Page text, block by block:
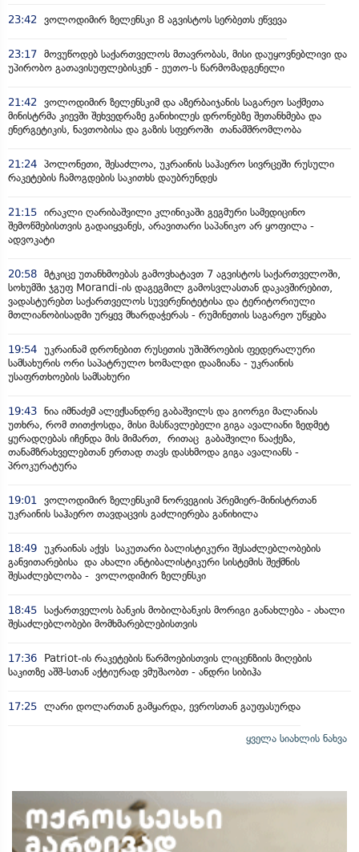
23:42 ვოლოდიმირ ზელენსკი 8 აგვისტოს სერბეთს ეწვევა
23:17 მოვუწოდებ საქართველოს მთავრობას, მისი დაუყოვნებლივი და
უპირობო გათავისუფლებისკენ - ეუთო-ს წარმომადგენელი
21:42 ვოლოდიმირ ზელენსკიმ და აზერბაიჯანის საგარეო საქმეთა
მინისტრმა კიევში შეხვედრაზე განიხილეს დრონებზე შეთანხმება და
ენერგეტიკის, ნავთობისა და გაზის სფეროში თანამშრომლობა
21:24 პოლონეთი, შესაძლოა, უკრაინის საჰაერო სივრცეში რუსული
რაკეტების ჩამოგდების საკითხს დაუბრუნდეს
21:15 ირაკლი ღარიბაშვილი კლინიკაში გეგმური სამედიცინო
შემოწმებისთვის გადაიყვანეს, არავითარი საპანიკო არ ყოფილა -
ადვოკატი
20:58 მტკიცე უთანხმოებას გამოვხატავთ 7 აგვისტოს საქართველოში,
სოხუმში ჯგუფ Morandi-ის დაგეგმილ გამოსვლასთან დაკავშირებით,
ვადასტურებთ საქართველოს სუვერენიტეტისა და ტერიტორიული
მთლიანობისადმი ურყევ მხარდაჭერას - რუმინეთის საგარეო უწყება
19:54 უკრაინამ დრონებით რუსეთის უშიშროების ფედერალური
სამსახურის ორი საპატრულო ხომალდი დააზიანა - უკრაინის
უსაფრთხოების სამსახური
19:43 ნია იმნაძემ ალექსანდრე გაბაშვილს და გიორგი მალანიას
უთხრა, რომ თითქოსდა, მისი მასწავლებელი გიგა ავალიანი ზედმეტ
ყურადღებას იჩენდა მის მიმართ, რითაც გაბაშვილი წააქეზა,
თანამზრახველებთან ერთად თავს დასხმოდა გიგა ავალიანს -
პროკურატურა
19:01 ვოლოდიმირ ზელენსკიმ ნორვეგიის პრემიერ-მინისტრთან
უკრაინის საჰაერო თავდაცვის გაძლიერება განიხილა
18:49 უკრაინას აქვს საკუთარი ბალისტიკური შესაძლებლობების
განვითარებისა და ახალი ანტიბალისტიკური სისტემის შექმნის
შესაძლებლობა - ვოლოდიმირ ზელენსკი
18:45 საქართველოს ბანკის მობილბანკის მორიგი განახლება - ახალი
შესაძლებლობები მომხმარებლებისთვის
17:36
Patriot-ის რაკეტების წარმოებისთვის ლიცენზიის მიღების
საკითზე აშშ-სთან აქტიურად ვმუშაობთ - ანდრი სიბიჰა
17:25 ლარი დოლართან გამყარდა, ევროსთან გაუფასურდა
ყველა სიახლის ნახვა